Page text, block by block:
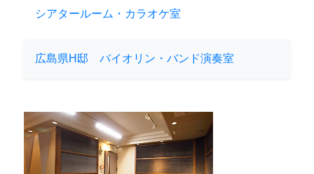
シアタールーム・カラオケ室
広島県H邸 バイオリン・バンド演奏室